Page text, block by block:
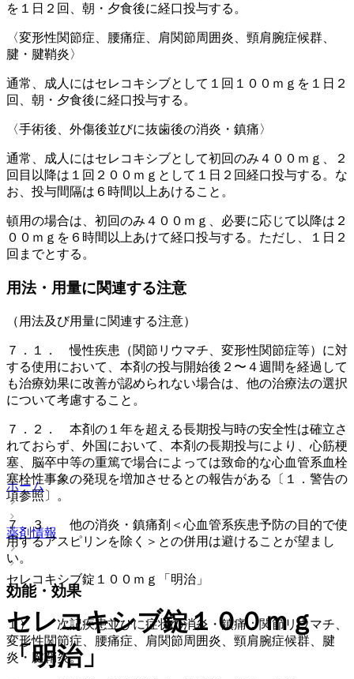
を１日２回、朝・夕食後に経口投与する。
〈変形性関節症、腰痛症、肩関節周囲炎、頸肩腕症候群、
腱・腱鞘炎〉
通常、成人にはセレコキシブとして１回１００ｍｇを１日２
回、朝・夕食後に経口投与する。
〈手術後、外傷後並びに抜歯後の消炎・鎮痛〉
通常、成人にはセレコキシブとして初回のみ４００ｍｇ、２
回目以降は１回２００ｍｇとして１日２回経口投与する。な
お、投与間隔は６時間以上あけること。
頓用の場合は、初回のみ４００ｍｇ、必要に応じて以降は２
００ｍｇを６時間以上あけて経口投与する。ただし、１日２
回までとする。
用法・用量に関連する注意
（用法及び用量に関連する注意）
７．１． 慢性疾患（関節リウマチ、変形性関節症等）に対
する使用において、本剤の投与開始後２〜４週間を経過して
も治療効果に改善が認められない場合は、他の治療法の選択
について考慮すること。
７．２． 本剤の１年を超える長期投与時の安全性は確立さ
れておらず、外国において、本剤の長期投与により、心筋梗
塞、脳卒中等の重篤で場合によっては致命的な心血管系血栓
塞栓性事象の発現を増加させるとの報告がある〔１．警告の
項参照〕。
７．３． 他の消炎・鎮痛剤＜心血管系疾患予防の目的で使
用するアスピリンを除く＞との併用は避けることが望まし
い。
効能・効果
１）． 次記疾患並びに症状の消炎・鎮痛：関節リウマチ、
変形性関節症、腰痛症、肩関節周囲炎、頸肩腕症候群、腱
炎・腱鞘炎。
ホーム
薬剤情報
セレコキシブ錠１００ｍｇ「明治」
セレコキシブ錠１００ｍｇ
「明治」